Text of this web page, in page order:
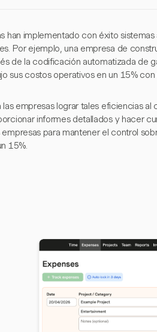
han implementado con éxito
Por ejemplo, una empresa de
de la codificación automatizada de
sus costos operativos en un 15%
empresas lograr tales eficiencias al
informes detallados y hacer
para mantener el control
15%.